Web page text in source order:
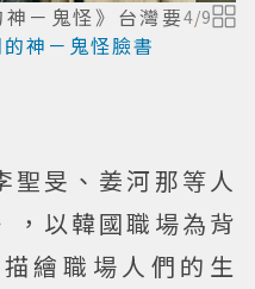
－鬼怪》台灣要
神－鬼怪臉書
4/9
聖旻、姜河那等人
，以韓國職場為背
繪職場人們的生